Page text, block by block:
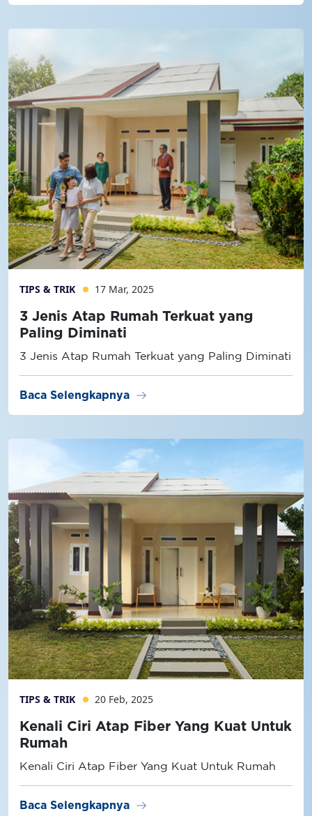
TIPS & TRIK 17 Mar, 2025
3 Jenis Atap Rumah Terkuat yang
Paling Diminati
3 Jenis Atap Rumah Terkuat yang Paling Diminati
Baca Selengkapnya arrow_right_alt
TIPS & TRIK 20 Feb, 2025
Kenali Ciri Atap Fiber Yang Kuat Untuk
Rumah
Kenali Ciri Atap Fiber Yang Kuat Untuk Rumah
Baca Selengkapnya arrow_right_alt